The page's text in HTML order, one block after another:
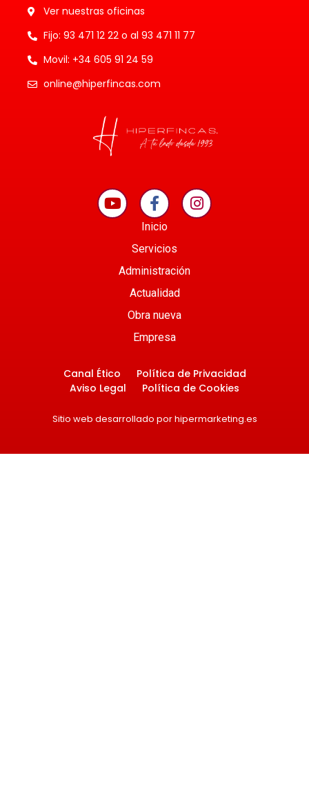
Ver nuestras oficinas
Fijo: 93 471 12 22 o al 93 471 11 77
Movil: +34 605 91 24 59
online@hiperfincas.com
Inicio
Servicios
Administración
Actualidad
Obra nueva
Empresa
Canal Ético
Política de Privacidad
Aviso Legal
Política de Cookies
Sitio web desarrollado por hipermarketing.es